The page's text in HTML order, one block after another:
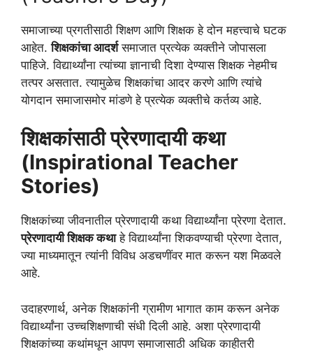
समाजाच्या प्रगतीसाठी शिक्षण आणि शिक्षक हे दोन महत्त्वाचे घटक
आहेत.शिक्षकांचा आदर्शसमाजात प्रत्येक व्यक्तीने जोपासला
पाहिजे. विद्यार्थ्यांना त्यांच्या ज्ञानाची दिशा देण्यास शिक्षक नेहमीच
तत्पर असतात. त्यामुळेच शिक्षकांचा आदर करणे आणि त्यांचे
योगदान समाजासमोर मांडणे हे प्रत्येक व्यक्तीचे कर्तव्य आहे.
शिक्षकांसाठी प्रेरणादायी कथा
(Inspirational Teacher
Stories)
शिक्षकांच्या जीवनातील प्रेरणादायी कथा विद्यार्थ्यांना प्रेरणा देतात.
प्रेरणादायी शिक्षक कथाहे विद्यार्थ्यांना शिकवण्याची प्रेरणा देतात,
ज्या माध्यमातून त्यांनी विविध अडचणींवर मात करून यश मिळवले
आहे.
उदाहरणार्थ, अनेक शिक्षकांनी ग्रामीण भागात काम करून अनेक
विद्यार्थ्यांना उच्चशिक्षणाची संधी दिली आहे. अशा प्रेरणादायी
शिक्षकांच्या कथांमधून आपण समाजासाठी अधिक काहीतरी